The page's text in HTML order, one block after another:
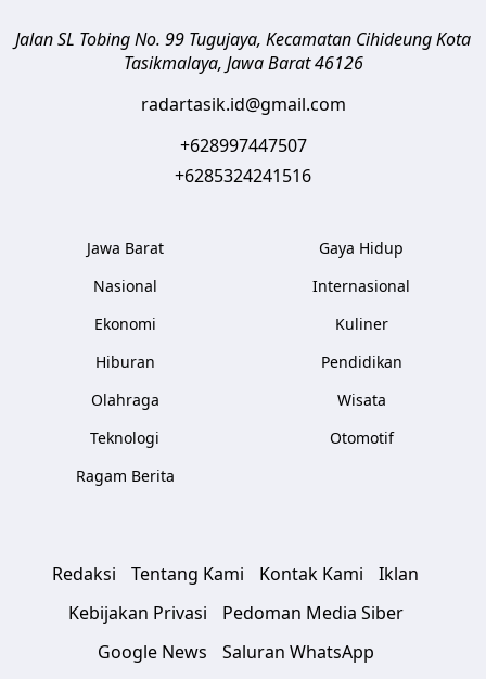
Jalan SL Tobing No. 99 Tugujaya, Kecamatan CihideungKota
Tasikmalaya, Jawa Barat 46126
radartasik.id@gmail.com
+628997447507
+6285324241516
Jawa Barat
Nasional
Ekonomi
Hiburan
Olahraga
Teknologi
Ragam Berita
Gaya Hidup
Internasional
Kuliner
Pendidikan
Wisata
Otomotif
Redaksi Tentang Kami Kontak Kami
Iklan
Kebijakan Privasi
Pedoman Media Siber
Google News
Saluran WhatsApp